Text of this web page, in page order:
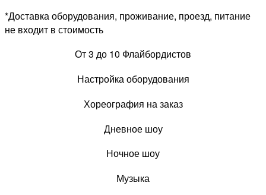
*Доставка оборудования, проживание, проезд, питание
не входит в стоимость
От 3 до 10 Флайбордистов
Настройка оборудования
Хореография на заказ
Дневное шоу
Ночное шоу
Музыка